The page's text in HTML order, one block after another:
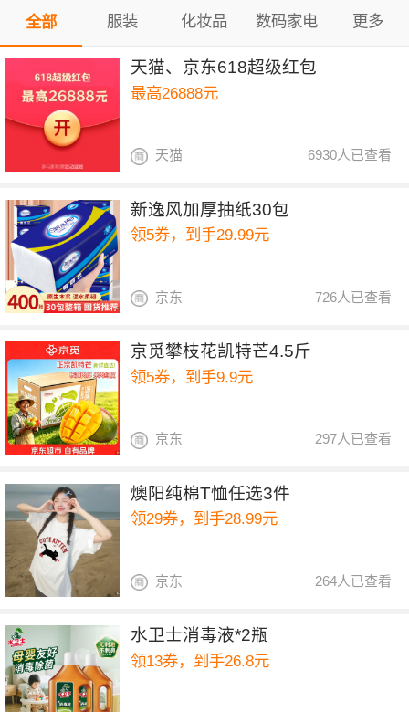
全部 服装 化妆品 数码家电 更多
天猫、京东618超级红包
最高26888元
6930人已查看
天猫
新逸风加厚抽纸30包
领5券，到手29.99元
726人已查看
京东
京觅攀枝花凯特芒4.5斤
领5券，到手9.9元
297人已查看
京东
燠阳纯棉T恤任选3件
领29券，到手28.99元
264人已查看
京东
水卫士消毒液*2瓶
领13券，到手26.8元